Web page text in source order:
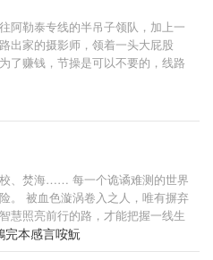
阿勒泰专线的半吊子领队，加上一
出家的摄影师，领着一头大屁股
了赚钱，节操是可以不要的，线路
中的悬尸巨树、矿脉地下的诡异生
鬼庙…… 某些人表面上是专业旅行
业余雇佣兵的活儿。 吃瓜群众：“有
三个人的旅行社没？据说去哪儿哪
阿勒泰恐怖专线’！”
、焚海…… 每一个诡谲难测的世界
。 被血色漩涡卷入之人，唯有摒弃
慧照亮前行的路，才能把握一线生
粉丝群（3000粉丝值可
群联系管理员发粉丝值截图即可
完本感言咹魭